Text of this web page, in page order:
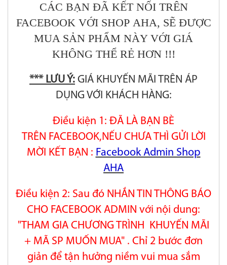
CÁC BẠN ĐÃ KẾT NỐI TRÊN
FACEBOOK VỚI SHOP AHA, SẼ ĐƯỢC
MUA SẢN PHẨM NÀY VỚI GIÁ
KHÔNG THỂ RẺ HƠN !!!
*** LƯU Ý: GIÁ KHUYẾN MÃI TRÊN ÁP
DỤNG VỚI KHÁCH HÀNG:
Điều kiện 1: ĐÃ LÀ BẠN BÈ
TRÊN FACEBOOK,NẾU CHƯA THÌ GỬI LỜI
MỜI KẾT BẠN : Facebook Admin Shop
AHA
Điều kiện 2: Sau đó NHẮN TIN THÔNG BÁO
CHO FACEBOOK ADMIN với nội dung:
"THAM GIA CHƯƠNG TRÌNH KHUYẾN MÃI
+ MÃ SP MUỐN MUA" . Chỉ 2 bước đơn
giản để tận hưởng niềm vui mua sắm